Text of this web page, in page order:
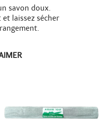
savon doux.
laissez sécher